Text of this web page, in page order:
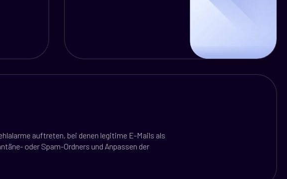
auftreten, bei denen legitime E-Mails als
oder Spam-Ordners und Anpassen der